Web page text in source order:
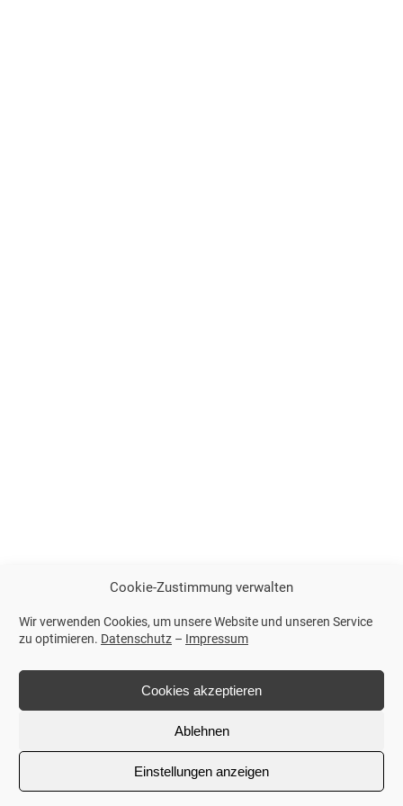
Cookie-Zustimmung verwalten
Wir verwenden Cookies, um unsere Website und unseren Service
zu optimieren. Datenschutz – Impressum
Cookies akzeptieren
Ablehnen
Einstellungen anzeigen